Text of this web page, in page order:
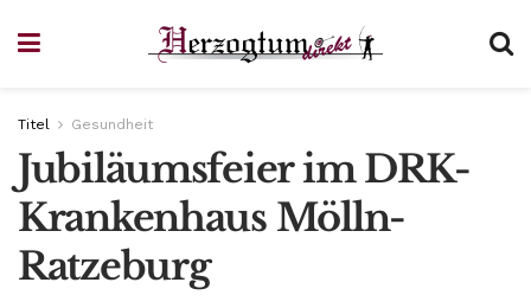
Titel Gesundheit
Jubiläumsfeier im DRK-
Krankenhaus Mölln-
Ratzeburg